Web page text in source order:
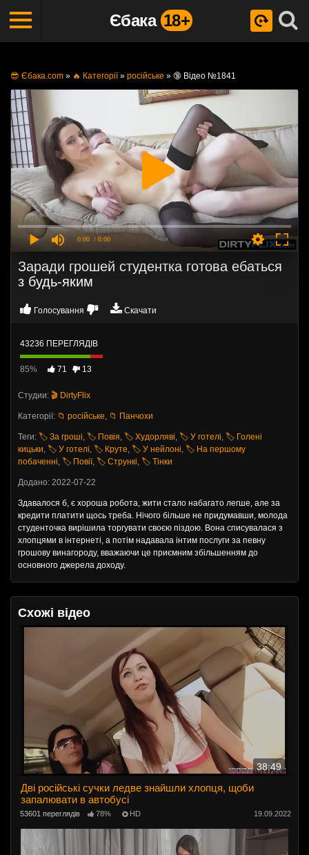
Єбака 18+
😎 Єбака.com » 🔥 Категорії» російське » 🔞 Відео №1841
0:00 / 0:00
Заради грошей студентка готова ебаться
з будь-яким
Голосування Скачати
43236 ПЕРЕГЛЯДІВ
85% 71 13
Студии: 🎬 DirtyFlix
Категорії: 📁 російське, 📁 Панчохи
Теги: 🏷️ За гроші, 🏷️ Повія, 🏷️ Худорляві, 🏷️ У готелі, 🏷️ Голені
кицьки, 🏷️ У готелі, 🏷️ Круте, 🏷️ У нейлоні, 🏷️ На першому
побаченні, 🏷️ Повії, 🏷️ Стрункі, 🏷️ Тінки
Додано: 2022-07-22
Здавалося б, є хороша робота, жити стало набагато легше, але за
кредити платити щось треба. Нічого більше не придумавши, молода
студенточка вирішила торгувати своєю піздою. Вона списувалася з
хлопцями в інтернеті, а потім надавала інтим послуги за певну
грошову винагороду, вважаючи це приємним збільшенням до
основного джерела доходу.
Схожі відео
38:49
Дві російські сучки ледве знайшли хлопця, щоби
запалювати в автобусі
53601 переглядів 78% HD 19.09.2022